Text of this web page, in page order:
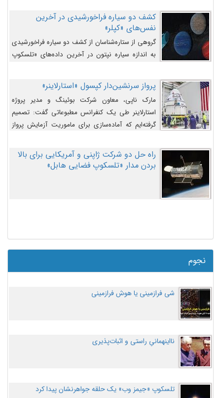
کشف دو سیاره فراخورشیدی در آخرین
نفس‌های «کپلر»
گروهی از ستاره‌شناسان از کشف دو سیاره فراخورشیدی
به اندازه سیاره نپتون در آخرین داده‌های «تلسکوپ
پرواز سرنشین‌دار کپسول «استارلاینر»
مارک ناپی، معاون شرکت بوئینگ و مدیر پروژه
استارلاینر طی یک کنفرانس مطبوعاتی گفت: تصمیم
گرفته‌ایم که آماده‌سازی برای ماموریت آزمایش پرواز
اصلاح کنیم.
راه حل دو شرکت ژاپنی و آمریکایی برای بالا
بردن مدار «تلسکوپ فضایی هابل»
نجوم
شی فرازمینی یا هوش فرازمینی
نااینهمانیِ راستی و اثبات‌پذیری
تلسکوپ «جیمز وب» یک حلقه جواهرنشان پیدا کرد